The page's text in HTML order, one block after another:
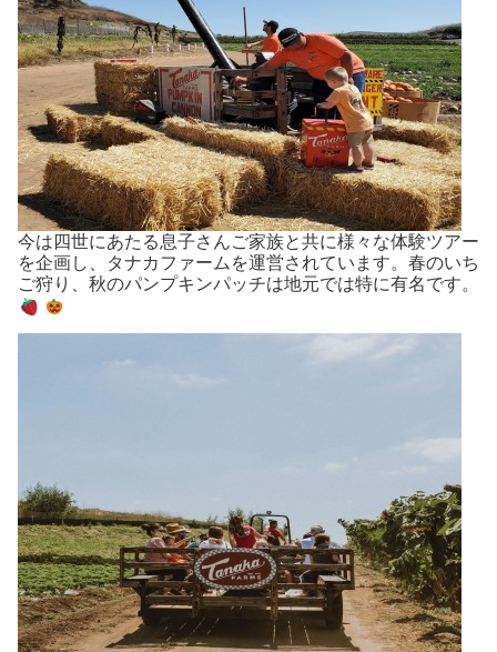
今は四世にあたる息子さんご家族と共に様々な体験ツアー
を企画し、タナカファームを運営されています。春のいち
ご狩り、秋のパンプキンパッチは地元では特に有名です。